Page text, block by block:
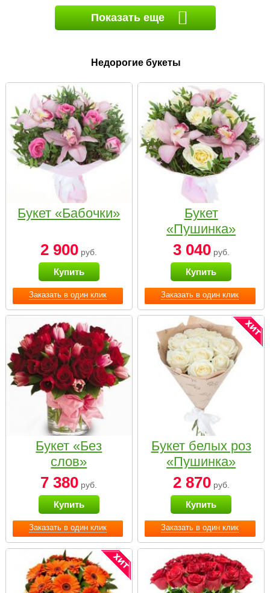
Показать еще
Недорогие букеты
Заказать в один клик
Букет «Бабочки»
2 900 руб.
Купить
Заказать в один клик
Букет
«Пушинка»
3 040руб.
Купить
Заказать в один клик
Букет «Без
слов»
7 380 руб.
Купить
Заказать в один клик
Букет белых роз
«Пушинка»
2 870руб.
Купить